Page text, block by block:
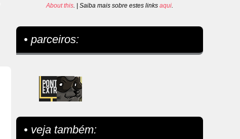
About this. | Saiba mais sobre estes linksaqui.
• parceiros:
• veja também: